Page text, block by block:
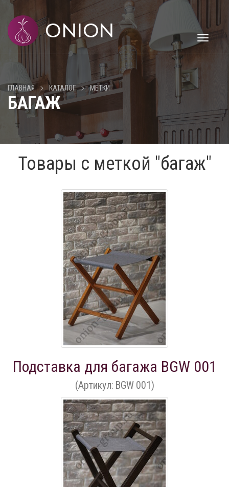
Toggle
ГЛАВНАЯ > КАТАЛОГ > МЕТКИ
БАГАЖ
Товары с меткой "багаж"
Подставка для багажа BGW 001
(Артикул: BGW 001)